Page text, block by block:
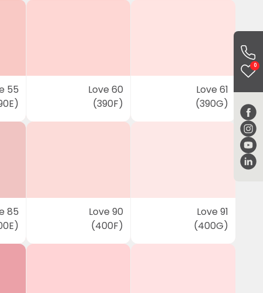
0
55
Love 60
(390F)
Love 61
(390G)
85
Love 90
(400F)
Love 91
(400G)